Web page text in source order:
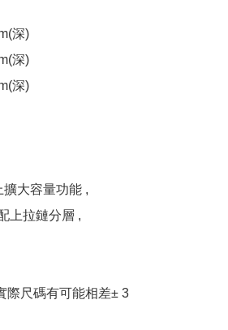
深)
深)
深)
大容量功能 ,
上拉鏈分層 ,
際尺碼有可能相差± 3